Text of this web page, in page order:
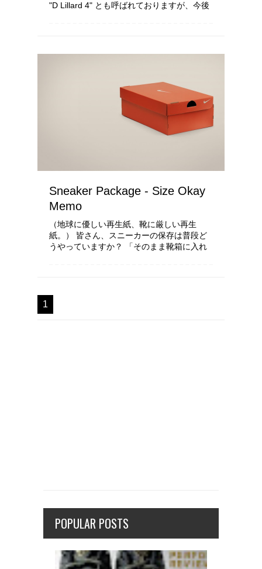
"D Lillard 4" とも呼ばれておりますが、今後
Sneaker Package - Size Okay
Memo
（地球に優しい再生紙、靴に厳しい再生
紙。） 皆さん、スニーカーの保存は普段ど
うやっていますか？ 「そのまま靴箱に入れ
1
POPULAR POSTS